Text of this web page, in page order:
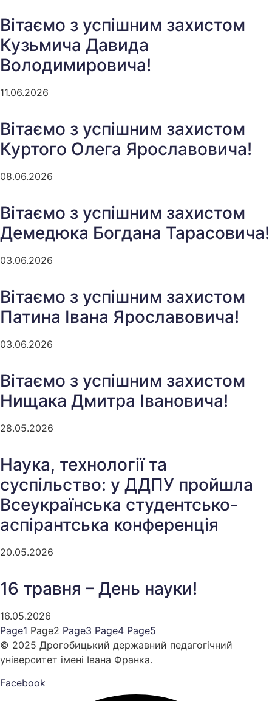
Вітаємо з успішним захистом
Кузьмича Давида
Володимировича!
11.06.2026
Вітаємо з успішним захистом
Куртого Олега Ярославовича!
08.06.2026
Вітаємо з успішним захистом
Демедюка Богдана Тарасовича!
03.06.2026
Вітаємо з успішним захистом
Патина Івана Ярославовича!
03.06.2026
Вітаємо з успішним захистом
Нищака Дмитра Івановича!
28.05.2026
Наука, технології та
суспільство: у ДДПУ пройшла
Всеукраїнська студентсько-
аспірантська конференція
20.05.2026
16 травня – День науки!
16.05.2026
Page1 Page2 Page3 Page4 Page5
© 2025 Дрогобицький державний педагогічний
університет імені Івана Франка.
Facebook